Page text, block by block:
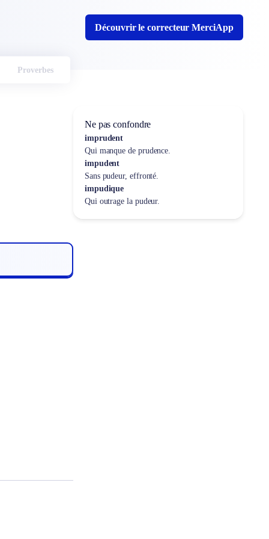
Découvrir le correcteur MerciApp
Proverbes
Ne pas confondre
imprudent
Qui manque de prudence.
impudent
Sans pudeur, effronté.
impudique
Qui outrage la pudeur.